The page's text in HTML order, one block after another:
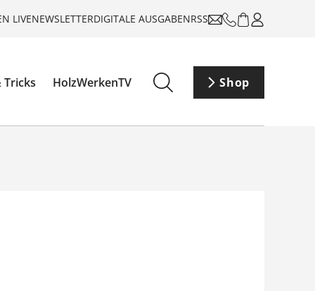
LIVENEWSLETTERDIGITALE AUSGABENRSS
Tricks HolzWerkenTV Shop